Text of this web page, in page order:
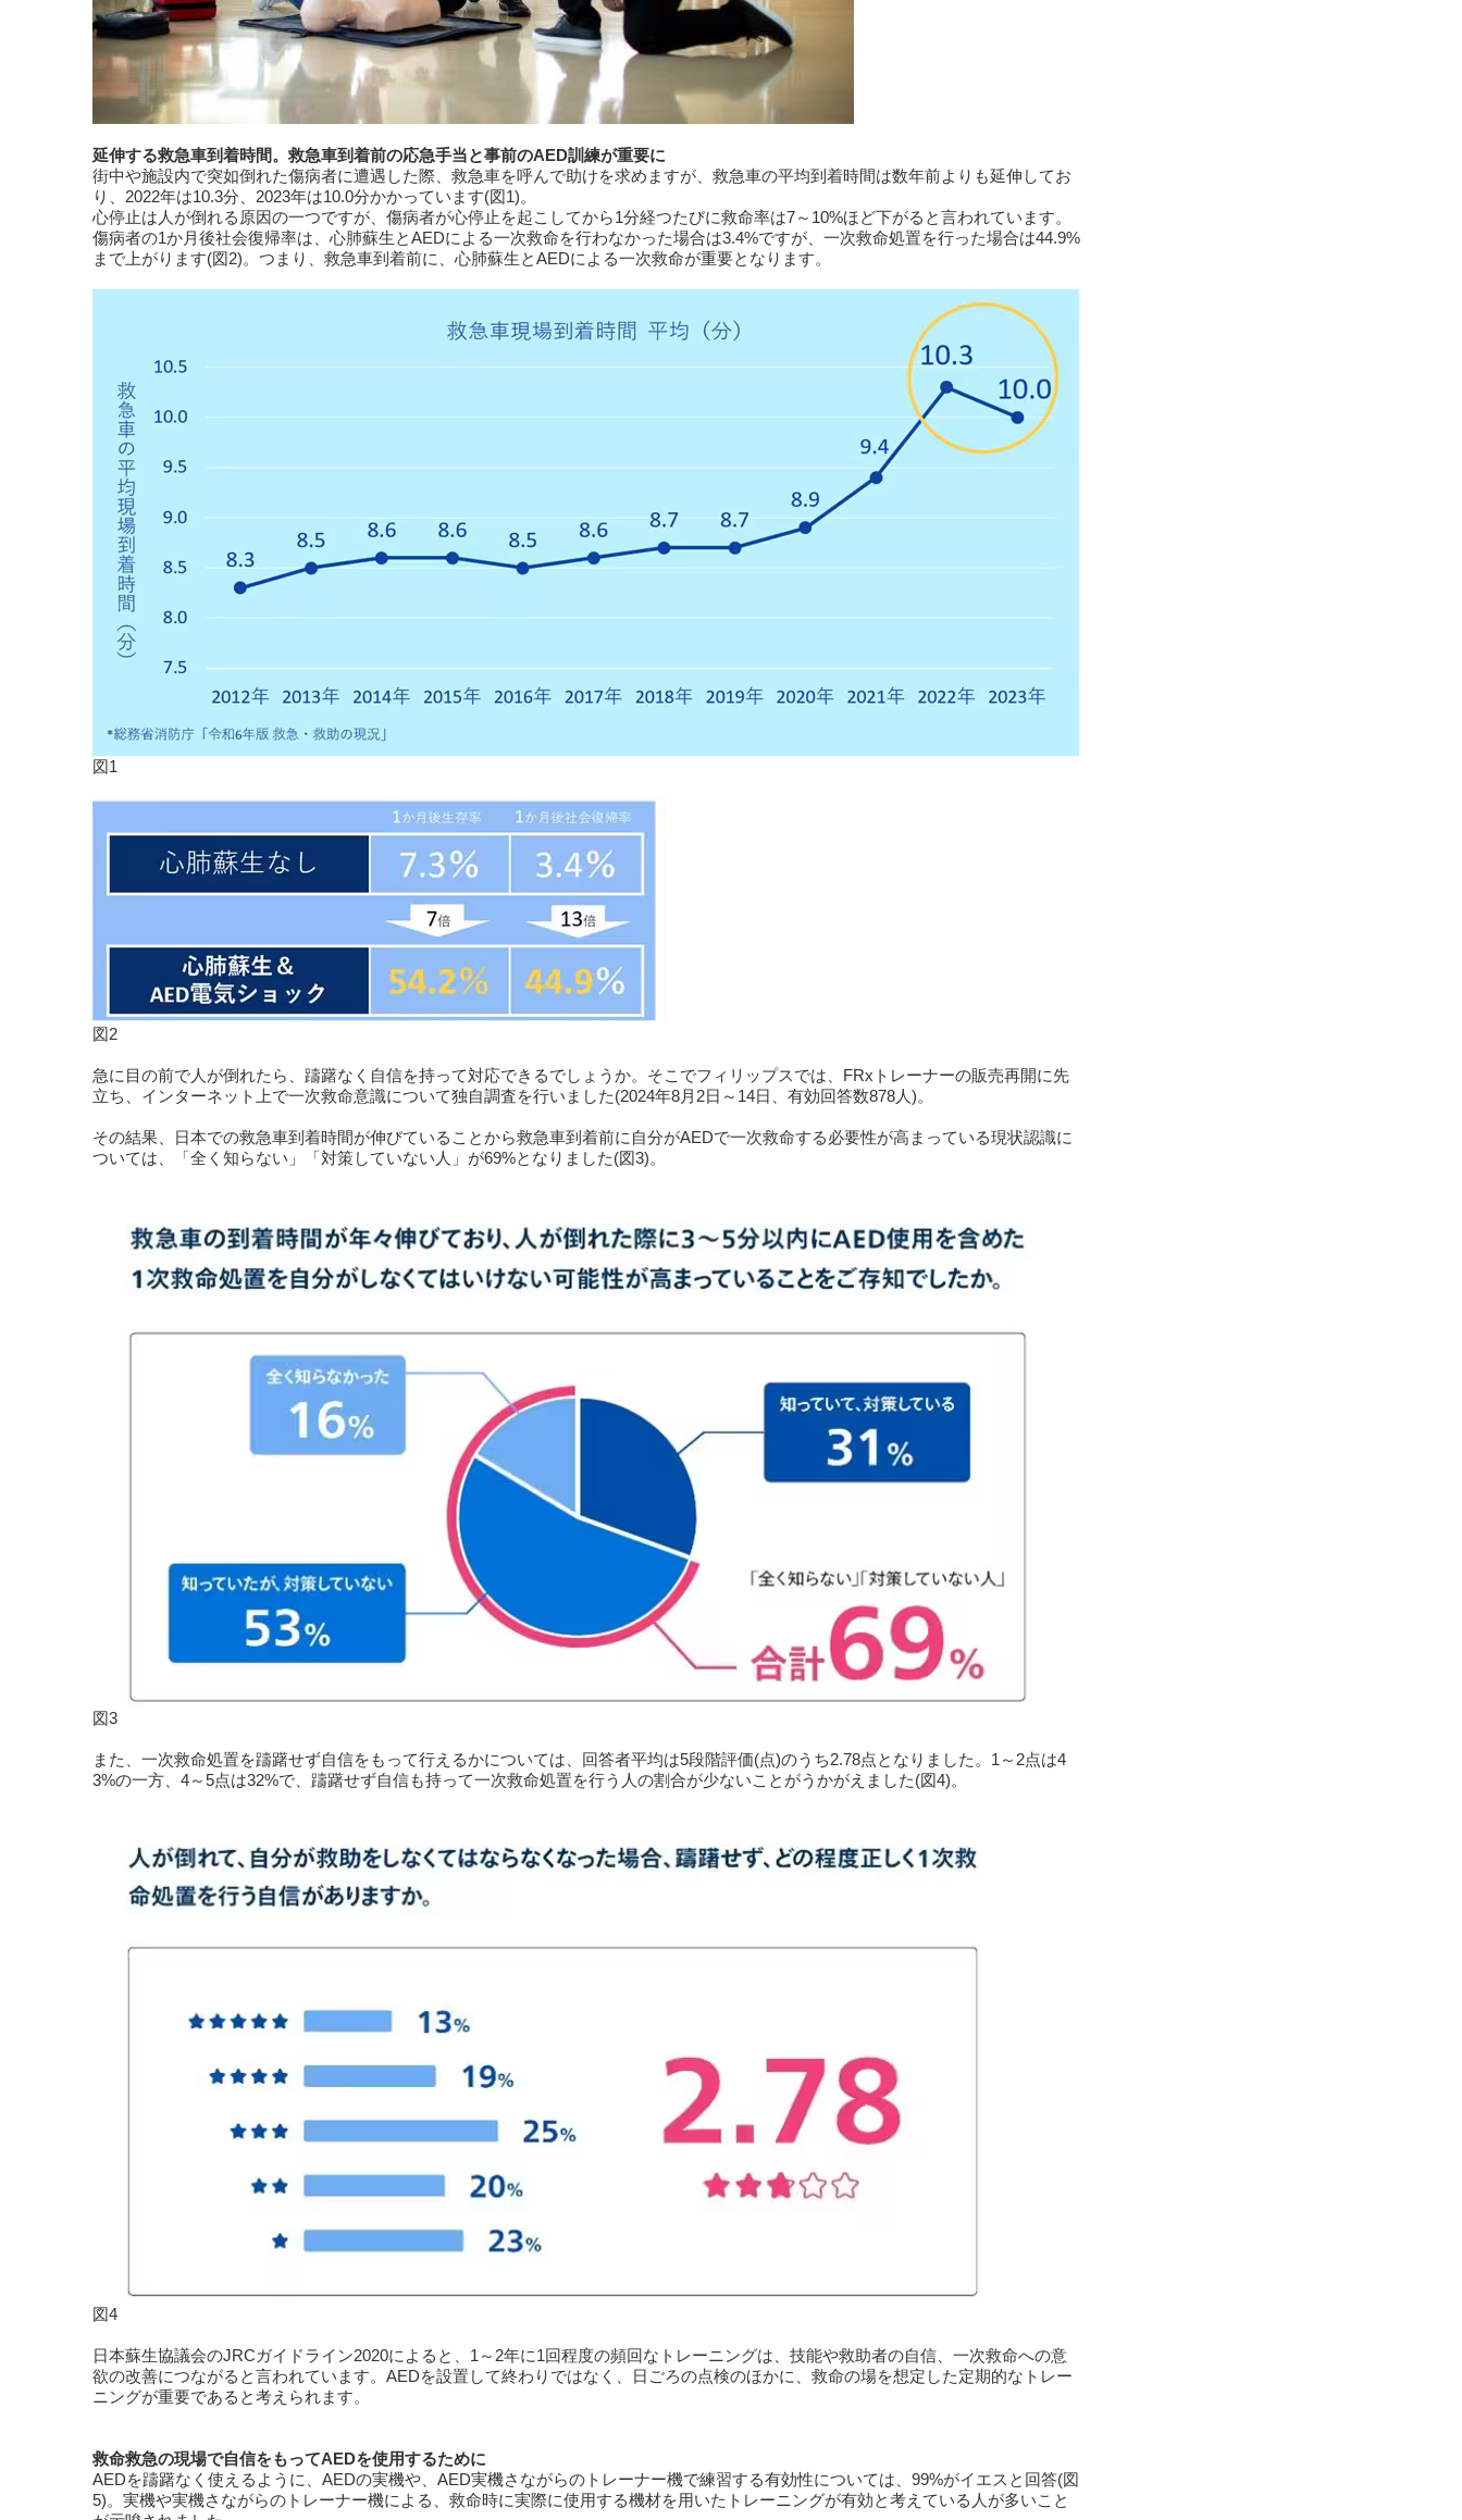
延伸する救急車到着時間。救急車到着前の応急手当と事前のAED訓練が重要に
街中や施設内で突如倒れた傷病者に遭遇した際、救急車を呼んで助けを求めますが、救急車の平均到着時間は数年前よりも延伸してお
り、2022年は10.3分、2023年は10.0分かかっています(図1)。
心停止は人が倒れる原因の一つですが、傷病者が心停止を起こしてから1分経つたびに救命率は7～10%ほど下がると言われています。
傷病者の1か月後社会復帰率は、心肺蘇生とAEDによる一次救命を行わなかった場合は3.4%ですが、一次救命処置を行った場合は44.9%
まで上がります(図2)。つまり、救急車到着前に、心肺蘇生とAEDによる一次救命が重要となります。
図1
図2
急に目の前で人が倒れたら、躊躇なく自信を持って対応できるでしょうか。そこでフィリップスでは、FRxトレーナーの販売再開に先
立ち、インターネット上で一次救命意識について独自調査を行いました(2024年8月2日～14日、有効回答数878人)。
その結果、日本での救急車到着時間が伸びていることから救急車到着前に自分がAEDで一次救命する必要性が高まっている現状認識に
ついては、「全く知らない」「対策していない人」が69%となりました(図3)。
図3
また、一次救命処置を躊躇せず自信をもって行えるかについては、回答者平均は5段階評価(点)のうち2.78点となりました。1～2点は4
3%の一方、4～5点は32%で、躊躇せず自信も持って一次救命処置を行う人の割合が少ないことがうかがえました(図4)。
図4
日本蘇生協議会のJRCガイドライン2020によると、1～2年に1回程度の頻回なトレーニングは、技能や救助者の自信、一次救命への意
欲の改善につながると言われています。AEDを設置して終わりではなく、日ごろの点検のほかに、救命の場を想定した定期的なトレー
ニングが重要であると考えられます。
救命救急の現場で自信をもってAEDを使用するために
AEDを躊躇なく使えるように、AEDの実機や、AED実機さながらのトレーナー機で練習する有効性については、99%がイエスと回答(図
5)。実機や実機さながらのトレーナー機による、救命時に実際に使用する機材を用いたトレーニングが有効と考えている人が多いこと